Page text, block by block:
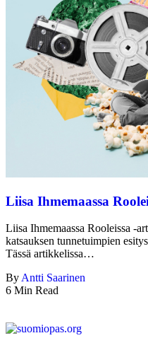
Liisa Ihmemaassa
Liisa Ihmemaassa Rooleissa -
katsauksen tunnetuimpien
Tässä artikkelissa…
By Antti Saarinen
6 Min Read